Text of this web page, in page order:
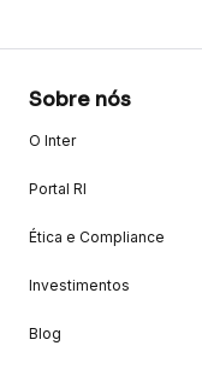
Sobre nós
O Inter
Portal RI
Ética e Compliance
Investimentos
Blog